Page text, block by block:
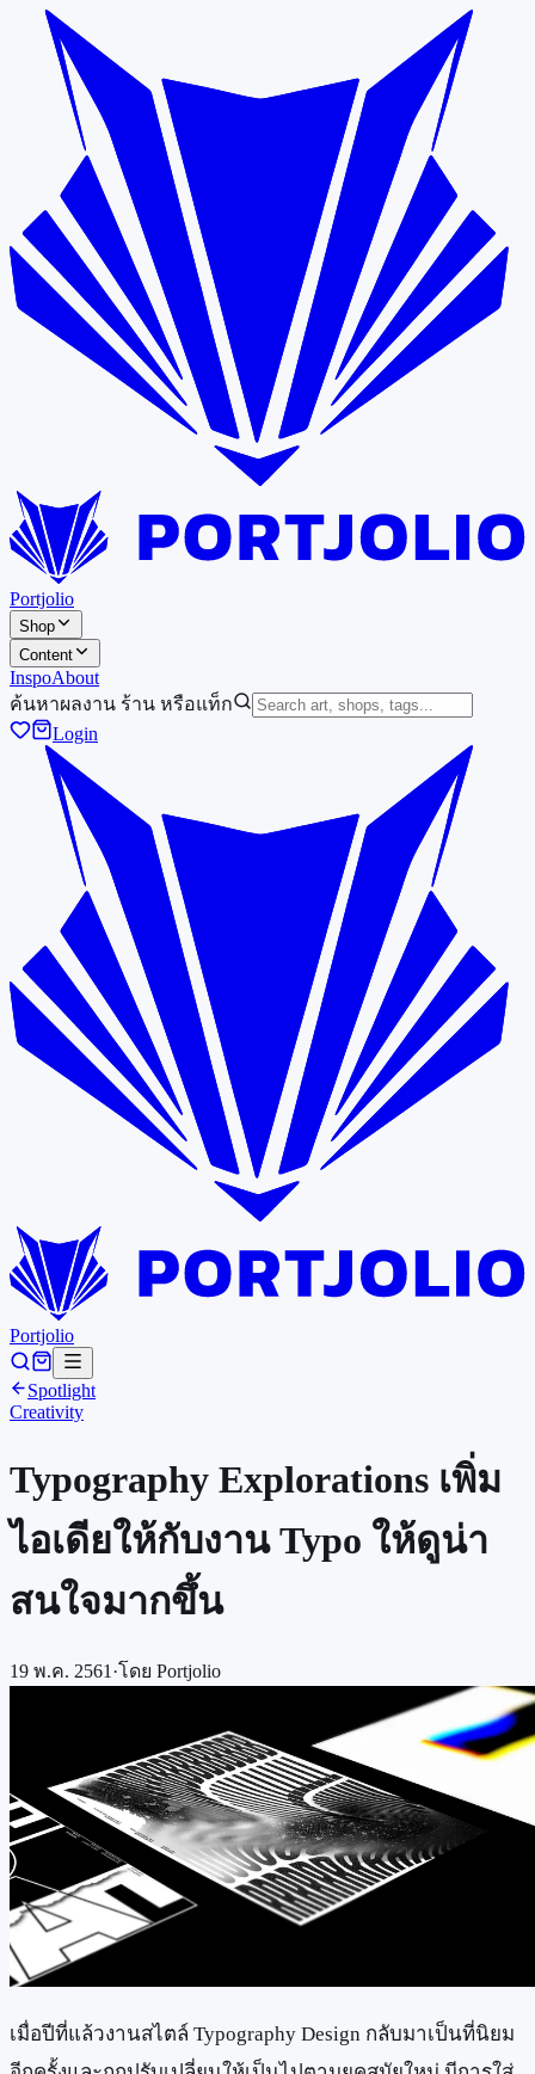
Portjolio
Shop
Content
InspoAbout
ค้นหาผลงาน ร้าน หรือแท็ก
Login
Portjolio
Spotlight
Creativity
Typography Explorations เพิ่ม
ไอเดียให้กับงาน Typo ให้ดูน่า
สนใจมากขึ้น
19 พ.ค. 2561·โดย Portjolio
เมื่อปีที่แล้วงานสไตล์ Typography Design กลับมาเป็นที่นิยม